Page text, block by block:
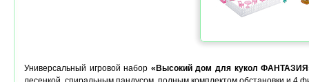
Универсальный игровой набор «Высокий дом для куколФАНТАЗИЯ